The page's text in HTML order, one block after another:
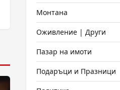
Монтана
Оживление | Други
Пазар на имоти
Подаръци и Празници